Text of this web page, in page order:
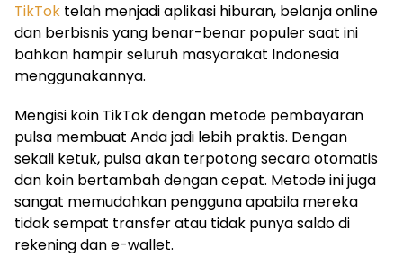
TikTok telah menjadi aplikasi hiburan, belanja online
dan berbisnis yang benar-benar populer saat ini
bahkan hampir seluruh masyarakat Indonesia
menggunakannya.
Mengisi koin TikTok dengan metode pembayaran
pulsa membuat Anda jadi lebih praktis. Dengan
sekali ketuk, pulsa akan terpotong secara otomatis
dan koin bertambah dengan cepat. Metode ini juga
sangat memudahkan pengguna apabila mereka
tidak sempat transfer atau tidak punya saldo di
rekening dan e-wallet.